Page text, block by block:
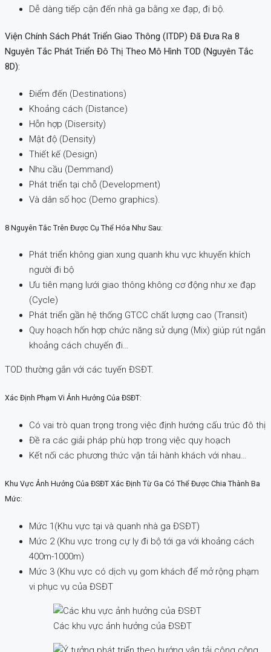
Dễ dàng tiếp cận đến nhà ga bằng xe đạp, đi bộ.
Viện Chính Sách Phát Triển Giao Thông (ITDP) Đã Đưa Ra 8
Nguyên Tắc Phát Triển Đô Thị Theo Mô Hình TOD (nguyên Tắc
8D):
Điểm đến (Destinations)
Khoảng cách (Distance)
Hỗn hợp (Disersity)
Mật độ (Density)
Thiết kế (Design)
Nhu cầu (Demmand)
Phát triển tại chỗ (Development)
Và dân số học (Demo graphics).
8 Nguyên Tắc Trên Được Cụ Thể Hóa Như Sau:
Phát triển không gian xung quanh khu vực khuyến khích
người đi bộ
Ưu tiên mạng lưới giao thông không cơ động như xe đạp
(Cycle)
Phát triển gần hệ thống GTCC chất lượng cao (Transit)
Quy hoạch hốn hợp chức năng sử dụng (Mix) giúp rút ngắn
khoảng cách chuyến đi…
TOD thường gắn với các tuyến ĐSĐT.
Xác Định Phạm Vi Ảnh Hưởng Của ĐSĐT:
Có vai trò quan trọng trong việc định hướng cấu trúc đô thị
Đề ra các giải pháp phù hợp trong việc quy hoạch
Kết nối các phương thức vận tải hành khách với nhau…
Khu Vực Ảnh Hưởng Của ĐSĐT Xác Định Từ Ga Có Thể Được Chia Thành Ba
Mức:
Mức 1(Khu vực tại và quanh nhà ga ĐSĐT)
Mức 2 (Khu vực trong cự ly đi bộ tới ga với khoảng cách
400m-1000m)
Mức 3 (Khu vực có dịch vụ gom khách để mở rộng phạm
vi phục vụ của ĐSĐT
Các khu vực ảnh hưởng của ĐSĐT